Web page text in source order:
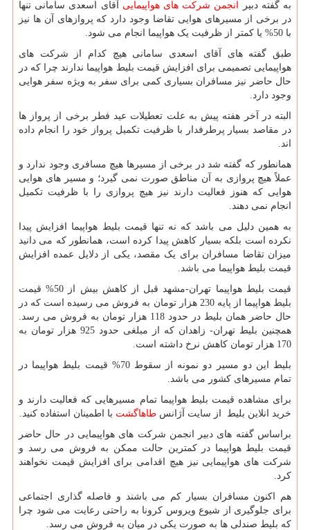
به گفته دبیر انجمن شرکت های هواپیمایی آقای اسعدی سامانی تنها
در برخی از مسیرهای هوایی تقاضا وجود دارد که پروازهای آن ها نیز
با 50% یا کمتر از ظرفیت یک هواپیما انجام می شود.
طبق گفته های آقای اسعدی سامانی هیچ کدام از شرکت های
هواپیمایی تصمیمی برای افزایش قیمت بلیط هواپیما ندارند چرا که در
حال حاضر نیز مسافران بسیاری کمی برای سفر به ویژه سفر هوایی
وجود دارد.
البته در آخر هفته پیش به علت تعطیلات عید فطر برخی از پرواز ها
در مقاصد بسیار پرطرفدار با ظرفیت تکمیل پرواز خود را انجام داده
اند.
همانطور که گفته شد در برخی از مسیرها هیچ مسافری وجود ندارد و
عملاً هیچ پروازی به آن مناطق صورت نمی گیرد؛ و مسیر های هوایی
هوایی که هنوز فعالیت دارند نیز هیچ پروازی را با ظرفیت تکمیل
انجام نمی دهند.
به همین دلیل می باشد که نه تنها قیمت بلیط هواپیما افزایش پیدا
نکرده است بلکه بسیار کاهش پیدا کرده است، همانطور که می دانید
میزان تقاضا مسافران برای یک مقصد، یکی از دلایل عمده افزایش
قیمت بلیط هواپیما می باشد.
قیمت بلیط هواپیما تهران-مشهد قبل از کاهش بیش از 50% قیمت
بلیط هواپیما از پایه 230 هزار تومان به فروش می رسیده است که در
حال حاضر همان بلیط در حدود 118 هزار تومان به فروش می رسد.
همچنین بلیط تهران- زاهدان که از مبلغی حدود 925 هزار تومان به
170 هزار تومان کاهش نرخ داشته است.
بلیط این دو مسیر دو نمونه از سقوط 70% قیمت بلیط هواپیما در
تمام مسیرهای کشور می باشد.
برای مشاهده قیمت بلیط هواپیما تمام مسیرهایی که فعالیت دارند و
خرید انلاین بلیط از سایت آژانس طاهاگشت با اطمینان استفاده کنید.
براساس گفته های دبیر انجمن شرکت های هواپیمایی در حال حاضر
قیمت بلیط هواپیما در کمترین حالت ممکن به فروش می رسد و
شرکت های هواپیمایی نیز هیچ اقدامی برای افزایش قیمت نخواهند
کرد.
هم اکنون مسافران بسیار کم می باشند و فاصله گذاری اجتماعی
برای جلوگیری از شیوع ویروس کرونا به راحتی رعایت می شود چرا
که بلیط صندلی ها به صورت یکی در میان به فروش می رسد.